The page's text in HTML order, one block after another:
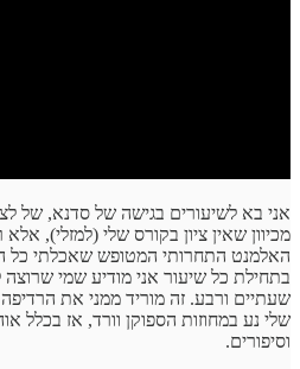
אני בא לשיעורים בגישה של סדנא, של
מכיוון שאין ציון בקורס שלי (למזלי), אלא
האלמנט התחרותי המטופש שאכלתי כל
בתחילת כל שיעור אני מודיע שמי
שעתיים ורבע. זה מוריד ממני את
שלי נע במחוזות הספוקן וורד, אז בכלל
וסיפורים.